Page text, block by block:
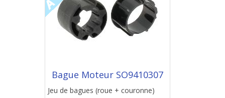
Bague Moteur SO9410307
Jeu de bagues (roue + couronne)